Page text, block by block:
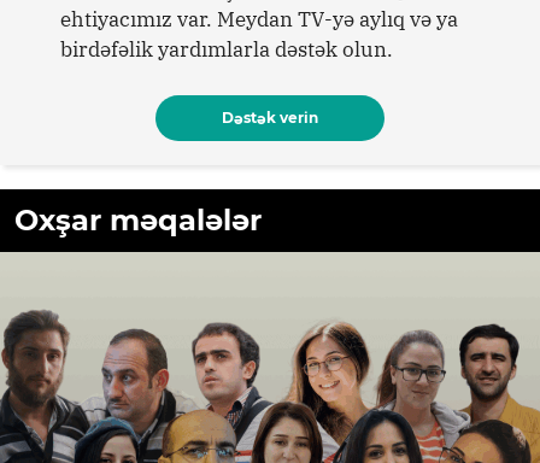
ehtiyacımız var. Meydan TV-yə aylıq və ya
birdəfəlik yardımlarla dəstək olun.
Dəstək verin
Oxşar məqalələr